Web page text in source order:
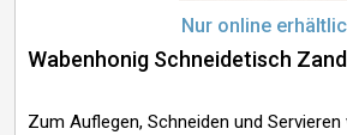
Nur online
Wabenhonig Schneidetisch
Zum Auflegen, Schneiden und